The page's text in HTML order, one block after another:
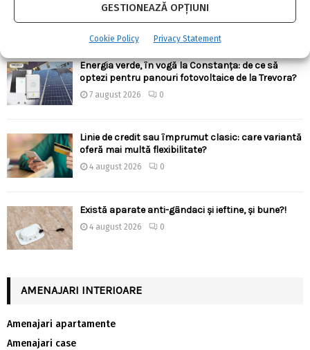
GESTIONEAZĂ OPȚIUNI
Cookie Policy Privacy Statement
7 august 2026 0
Energia verde, în vogă la Constanța: de ce să
optezi pentru panouri fotovoltaice de la Trevora?
7 august 2026 0
Linie de credit sau împrumut clasic: care variantă
oferă mai multă flexibilitate?
4 august 2026 0
Există aparate anti-gândaci și ieftine, și bune?!
4 august 2026 0
AMENAJARI INTERIOARE
Amenajari apartamente
Amenajari case